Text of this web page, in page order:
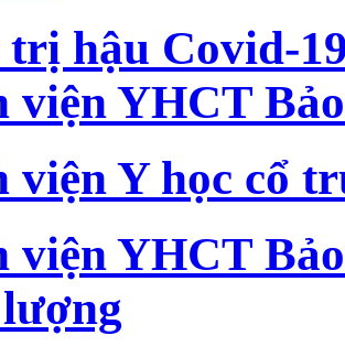
hậu Covid-
viện YHCT
viện Y học cổ
viện YHCT